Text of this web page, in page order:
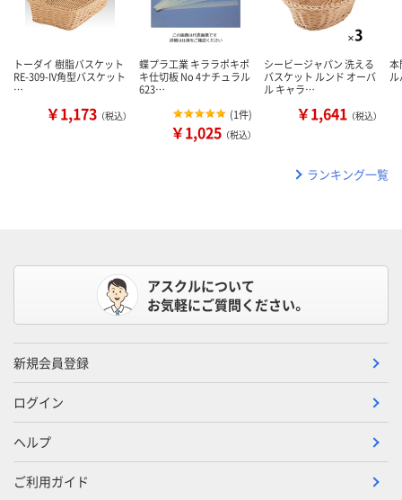
トーダイ 樹脂バスケット
RE-309-IV角型バスケット
…
￥1,173 （税込）
蝶プラ工業 キララポキポ
キ仕切板 No 4ナチュラル
623…
(1件)
￥1,025 （税込）
シービージャパン 洗える
バスケット ルンド オーバ
ル キャラ…
￥1,641 （税込）
本
ランキング一覧
アスクルについて
お気軽にご質問ください。
新規会員登録
ログイン
ヘルプ
ご利用ガイド